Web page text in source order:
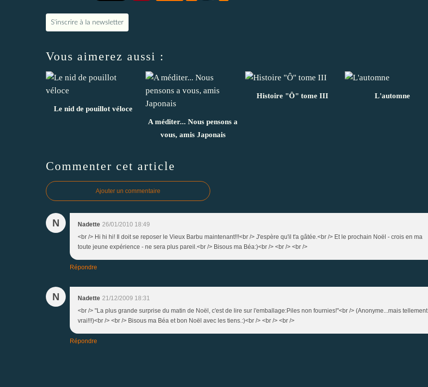
S'inscrire à la newsletter
Vous aimerez aussi :
Le nid de pouillot véloce
A méditer... Nous pensons a
vous, amis Japonais
Histoire "Ô" tome III L'automne
Commenter cet article
Ajouter un commentaire
N Nadette 26/01/2010 18:49
<br /> Hi hi hi! Il doit se reposer le Vieux Barbu maintenant!!!<br /> J'espère qu'il t'a gâtée.<br /> Et le prochain Noël - crois en ma
toute jeune expérience - ne sera plus pareil.<br /> Bisous ma Béa:)<br /> <br /> <br />
Répondre
N Nadette 21/12/2009 18:31
<br /> "La plus grande surprise du matin de Noël, c'est de lire sur l'emballage:Piles non fournies!"<br /> (Anonyme...mais tellement
vrai!!!)<br /> <br /> Bisous ma Béa et bon Noël avec les tiens.:)<br /> <br /> <br />
Répondre